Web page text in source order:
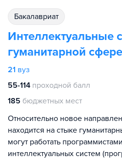
бакалавриат
Интеллектуальные
гуманитарной сфере
21 вуз
55-114 проходной балл
185 бюджетных мест
Относительно новое
находится на стыке
могут работать
интеллектуальных систем